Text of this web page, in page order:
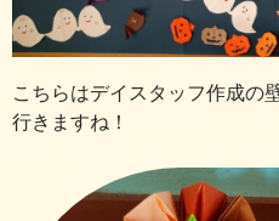
こちらはデイスタッフ作成の
行きますね！